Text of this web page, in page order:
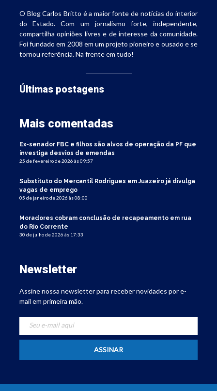
O Blog Carlos Britto é a maior fonte de notícias do interior
do Estado. Com um jornalismo forte, independente,
compartilha opiniões livres e de interesse da comunidade.
Foi fundado em 2008 em um projeto pioneiro e ousado e se
tornou referência. Na frente em tudo!
Últimas postagens
Mais comentadas
Ex-senador FBC e filhos são alvos de operação da PF que
investiga desvios de emendas
25 de fevereiro de 2026 às 09:57
Substituto do Mercantil Rodrigues em Juazeiro já divulga
vagas de emprego
05 de janeiro de 2026 às 08:00
Moradores cobram conclusão de recapeamento em rua
do Rio Corrente
30 de julho de 2026 às 17:33
Newsletter
Assine nossa newsletter para receber novidades por e-
mail em primeira mão.